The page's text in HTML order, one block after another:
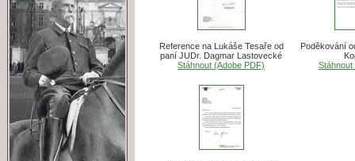
Reference na Lukáše Tesaře od
paní JUDr. Dagmar Lastovecké
Stáhnout (Adobe PDF)
Poděkování